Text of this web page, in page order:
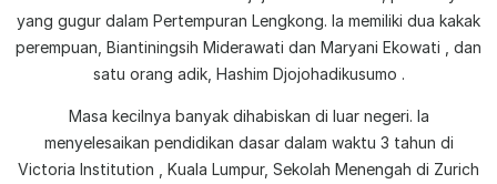
yang gugur dalam Pertempuran Lengkong. Ia memiliki dua kakak
perempuan, Biantiningsih Miderawati dan Maryani Ekowati , dan
satu orang adik, Hashim Djojohadikusumo .
Masa kecilnya banyak dihabiskan di luar negeri. Ia
menyelesaikan pendidikan dasar dalam waktu 3 tahun di
Victoria Institution , Kuala Lumpur, Sekolah Menengah di Zurich